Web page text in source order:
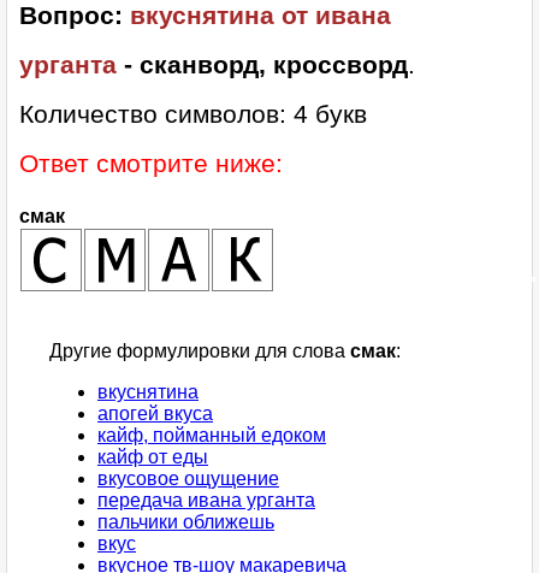
Вопрос: вкуснятина от ивана
урганта - сканворд, кроссворд.
Количество символов: 4 букв
Ответ смотрите ниже:
смак
Другие формулировки для слова смак:
вкуснятина
апогей вкуса
кайф, пойманный едоком
кайф от еды
вкусовое ощущение
передача ивана урганта
пальчики оближешь
вкус
вкусное тв-шоу макаревича